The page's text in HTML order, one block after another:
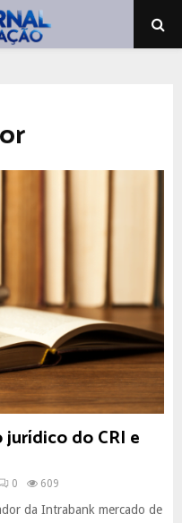
do CRI e
0 609
da Intrabank mercado de